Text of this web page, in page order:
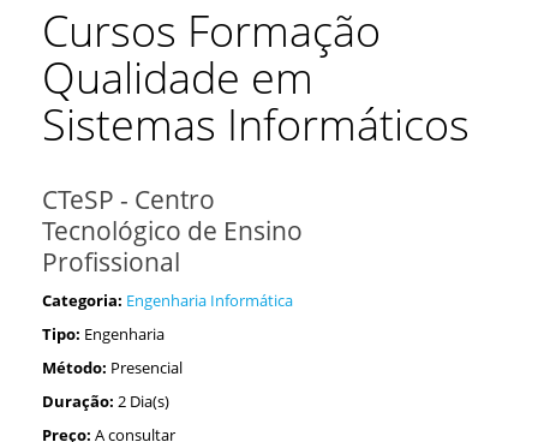
Cursos Formação
Qualidade em
Sistemas Informáticos
CTeSP - Centro
Tecnológico de Ensino
Profissional
Categoria: Engenharia Informática
Tipo: Engenharia
Método: Presencial
Duração: 2 Dia(s)
Preço: A consultar